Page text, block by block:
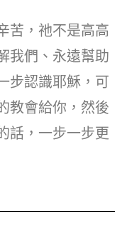
苦，祂不是高高
我們、永遠幫助
步認識耶穌，可
教會給你，然後
話，一步一步更